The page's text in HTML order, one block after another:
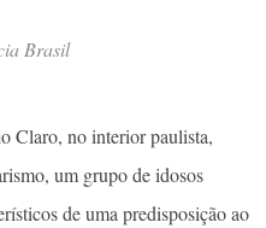
Brasil
Claro, no interior paulista,
um grupo de idosos
de uma predisposição ao